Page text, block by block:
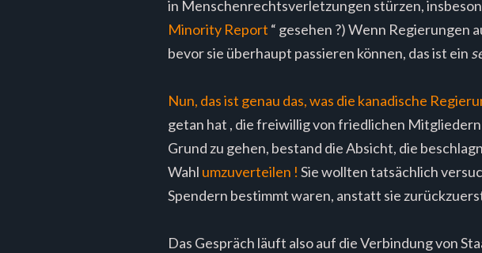
in Menschenrechtsverletzungen stürzen,
Minority Report “ gesehen ?) Wenn Regierungen
bevor sie überhaupt passieren können, das ist ein
Nun, das ist genau das, was die kanadische
getan hat , die freiwillig von friedlichen
Grund zu gehen, bestand die Absicht, die
Wahl umzuverteilen ! Sie wollten tatsächlich
Spendern bestimmt waren, anstatt sie
Das Gespräch läuft also auf die Verbindung von